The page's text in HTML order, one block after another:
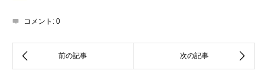
コメント: 0